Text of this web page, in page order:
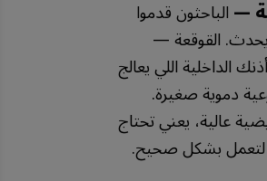
—الباحثون قدموا
القوقعة —
الداخلية اللي يعالج
دموية صغيرة.
عالية، يعني تحتاج
لتعمل بشكل صحيح.